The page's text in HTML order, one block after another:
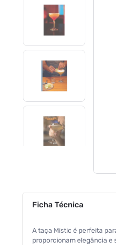
Ficha Técnica
A taça Mistic é perfeita
proporcionam elegância e